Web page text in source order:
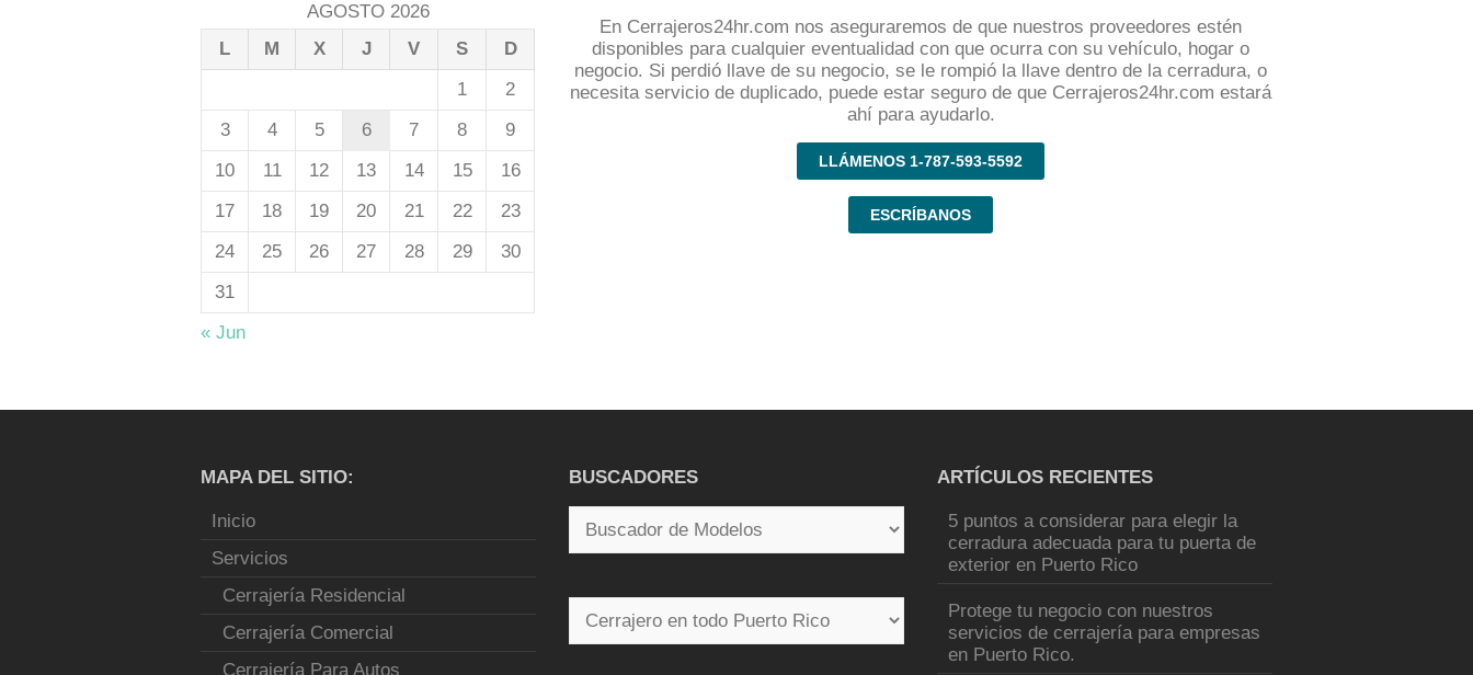
En Cerrajeros24hr.com nos aseguraremos de que nuestros proveedores estén
disponibles para cualquier eventualidad con que ocurra con su vehículo, hogar o
negocio. Si perdió llave de su negocio, se le rompió la llave dentro de la cerradura, o
necesita servicio de duplicado, puede estar seguro de que Cerrajeros24hr.com estará
ahí para ayudarlo.
LLÁMENOS 1-787-593-5592
ESCRÍBANOS
AGOSTO 2026
L
M X J V S
D
1
2
3
4 5 6 7 8
9
10
11 12 13 14 15
16
17
18 19 20 21 22
23
24
25 26 27 28 29
30
31
« Jun
MAPA DEL SITIO:
Inicio
Servicios
Cerrajería Residencial
Cerrajería Comercial
Cerrajería Para Autos
BUSCADORES ARTÍCULOS RECIENTES
5 puntos a considerar para elegir la
cerradura adecuada para tu puerta de
exterior en Puerto Rico
Protege tu negocio con nuestros
servicios de cerrajería para empresas
en Puerto Rico.